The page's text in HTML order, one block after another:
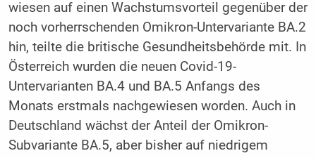
wiesen auf einen Wachstumsvorteil gegenüber der
noch vorherrschenden Omikron-Untervariante BA.2
hin, teilte die britische Gesundheitsbehörde mit. In
Österreich wurden die neuen Covid-19-
Untervarianten BA.4 und BA.5 Anfangs des
Monats erstmals nachgewiesen worden. Auch in
Deutschland wächst der Anteil der Omikron-
Subvariante BA.5, aber bisher auf niedrigem